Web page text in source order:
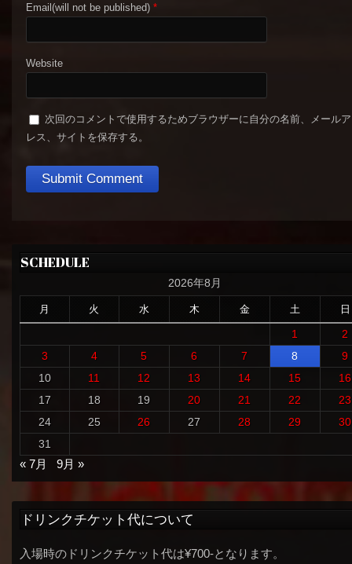
Email(will not be published) *
Website
次回のコメントで使用するためブラウザーに自分の名前、メール
レス、サイトを保存する。
SCHEDULE
2026年8月
月 火 水 木 金 土 日
1
2
3
4 5 6 7 8
9
10
11 12 13 14 15
16
17
18 19 20 21 22
23
24
25 26 27 28 29
30
31
« 7月
9月 »
ドリンクチケット代について
入場時のドリンクチケット代は¥700-となります。